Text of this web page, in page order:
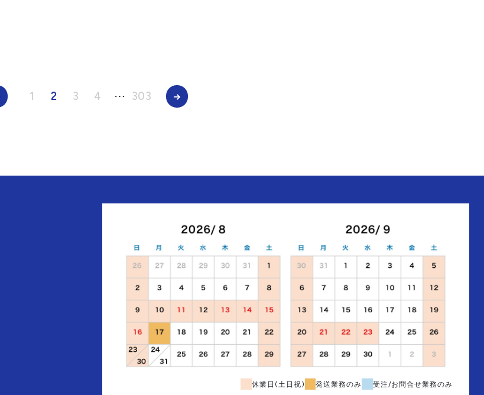
1 2 3 4 ⋯ 303
休業日(土日祝) 発送業務のみ 受注/お問合せ業務のみ